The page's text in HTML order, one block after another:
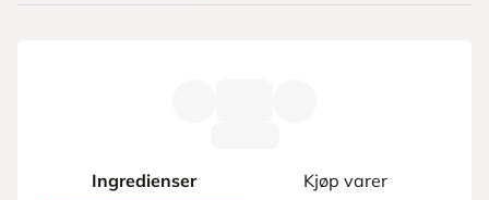
Ingredienser Kjøp varer